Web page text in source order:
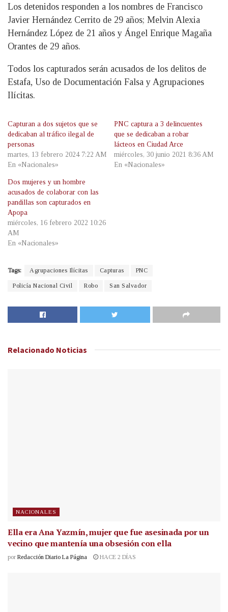
Los detenidos responden a los nombres de Francisco
Javier Hernández Cerrito de 29 años; Melvin Alexia
Hernández López de 21 años y Ángel Enrique Magaña
Orantes de 29 años.
Todos los capturados serán acusados de los delitos de
Estafa, Uso de Documentación Falsa y Agrupaciones
Ilícitas.
Capturan a dos sujetos que se
dedicaban al tráfico ilegal de
personas
martes, 13 febrero 2024 7:22 AM
En «Nacionales»
PNC captura a 3 delincuentes
que se dedicaban a robar
lácteos en Ciudad Arce
miércoles, 30 junio 2021 8:36 AM
En «Nacionales»
Dos mujeres y un hombre
acusados de colaborar con las
pandillas son capturados en
Apopa
miércoles, 16 febrero 2022 10:26
AM
En «Nacionales»
Tags: Agrupaciones Ilícitas Capturas PNC
Policía Nacional Civil Robo San Salvador
Relacionado Noticias
NACIONALES
Ella era Ana Yazmín, mujer que fue asesinada por un
vecino que mantenía una obsesión con ella
por Redacción Diario La Página HACE 2 DÍAS